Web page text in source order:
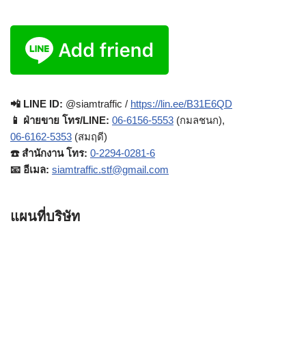
📲 LINE ID: @siamtraffic / https://lin.ee/B31E6QD
📱 ฝ่ายขาย โทร/LINE: 06-6156-5553 (กมลชนก),
06-6162-5353 (สมฤดี)
☎️ สำนักงาน โทร: 0-2294-0281-6
📧 อีเมล: siamtraffic.stf@gmail.com
แผนที่บริษัท